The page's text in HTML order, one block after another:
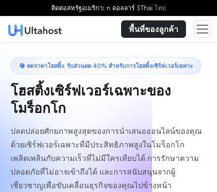
ติดต่อสหรัฐอเมริกา: n ดอลลาร์ $Thaiไทย
พื้นที่ของลูกค้า
ลดราคาโฮสติ้ง: รับส่วนลด 40% สำหรับการโฮสติ้งเซิร์ฟเวอร์เฉพาะ
โฮสติ้งเซิร์ฟเวอร์เฉพาะของ
โมร็อกโก
ปลดปล่อยศักยภาพสูงสุดของการนำเสนอออนไลน์ของคุณ
ด้วยเซิร์ฟเวอร์เฉพาะที่มีประสิทธิภาพสูงในโมร็อกโก
เพลิดเพลินกับความเร็วที่ไม่มีใครเทียบได้ การรักษาความ
ปลอดภัยที่ไม่อาจเข้าถึงได้ และการสนับสนุนจากผู้
เชี่ยวชาญเพื่อขับเคลื่อนธุรกิจของคุณไปข้างหน้า